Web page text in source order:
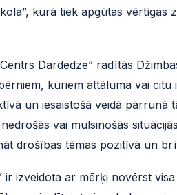
kurā tiek apgūtas
Dardedze” radītās
kuriem attāluma vai
un iesaistošā veidā pārrunā
vai mulsinošās
drošības tēmas pozitīvā un
ir izveidota ar mērķi novērst